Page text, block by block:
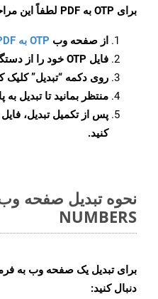
برای OTP به PDF لطفاً این
از صفحه وب OTP به PDF
فایل OTP خود را از دستگاه خود آپلود کنید.
روی دکمه “تبدیل”کلیک
منتظر بمانید تا تبدیل به
کنید.
نحوه تبدیل صفحه
NUMBERS
دنبال کنید: